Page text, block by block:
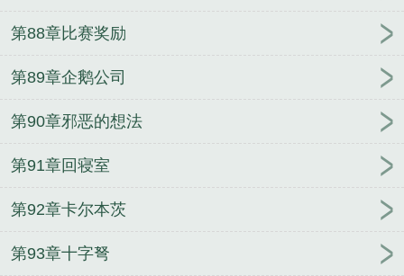
第88章比赛奖励
第89章企鹅公司
第90章邪恶的想法
第91章回寝室
第92章卡尔本茨
第93章十字弩